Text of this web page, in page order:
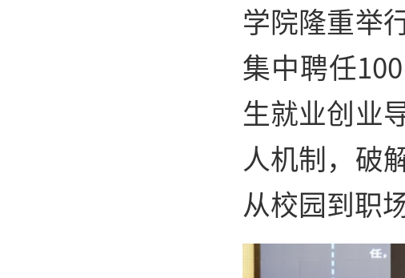
学院隆重举
集中聘任
生就业创业
人机制，破
从校园到职